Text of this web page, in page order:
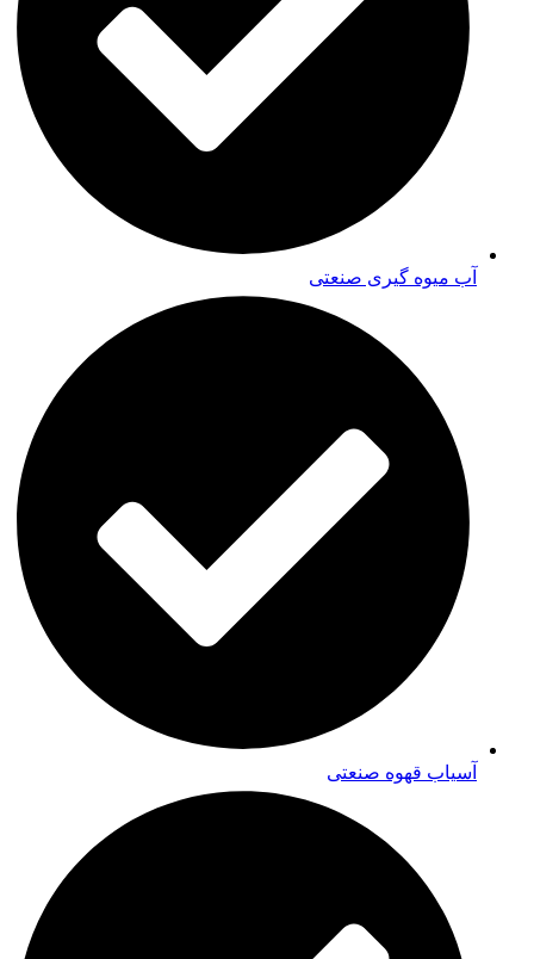
آب میوه گیری صنعتی
آسیاب قهوه صنعتی